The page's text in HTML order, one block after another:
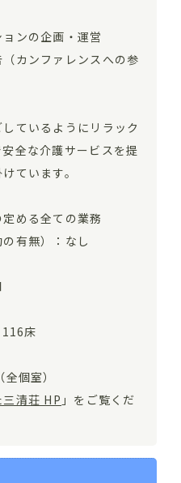
ンの企画・運営
カンファレンスへの参
ているようにリラック
全な介護サービスを提
ています。
める全ての業務
有無）：なし
床
個室）
三清荘 HP 」をご覧くだ